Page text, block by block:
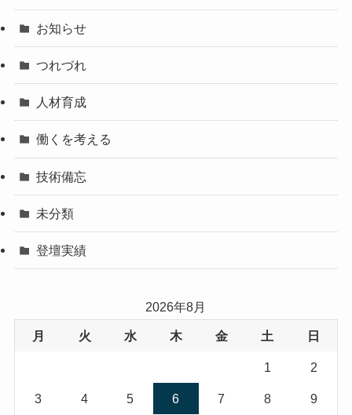
お知らせ
つれづれ
人材育成
働くを考える
技術備忘
未分類
登壇実績
2026年8月
月 火 水 木 金 土 日
1 2
3 4 5 6 7 8 9